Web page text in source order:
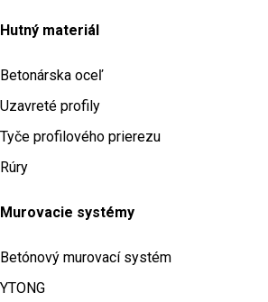
Hutný materiál
Betonárska oceľ
Uzavreté profily
Tyče profilového prierezu
Rúry
Murovacie systémy
Betónový murovací systém
YTONG